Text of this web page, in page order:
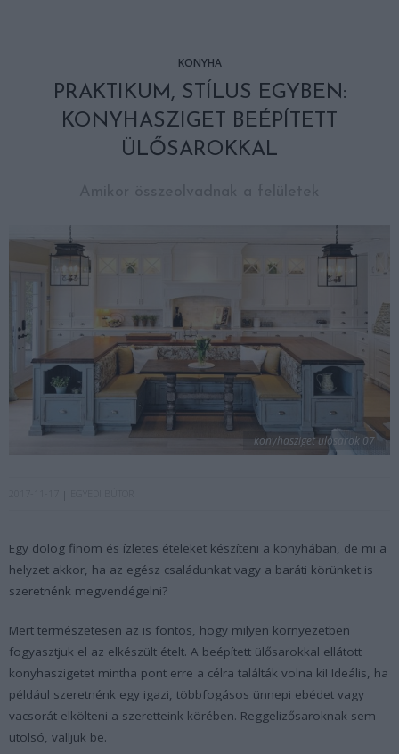
KONYHA
PRAKTIKUM, STÍLUS EGYBEN:
KONYHASZIGET BEÉPÍTETT
ÜLŐSAROKKAL
konyhasziget ulosarok 07
Egy dolog finom és ízletes ételeket készíteni a konyhában, de mi a
helyzet akkor, ha az egész családunkat vagy a baráti körünket is
szeretnénk megvendégelni?
Mert természetesen az is fontos, hogy milyen környezetben
fogyasztjuk el az elkészült ételt. A beépített ülősarokkal ellátott
konyhaszigetet mintha pont erre a célra találták volna ki! Ideális, ha
például szeretnénk egy igazi, többfogásos ünnepi ebédet vagy
vacsorát elkölteni a szeretteink körében. Reggelizősaroknak sem
utolsó, valljuk be.